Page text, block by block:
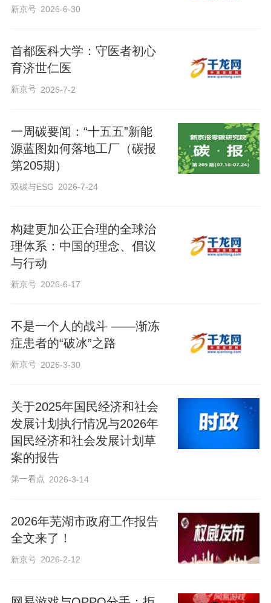
新京号 2026-6-30
首都医科大学：守医者初心
育济世仁医
新京号 2026-7-2
一周碳要闻：“十五五”新能
源蓝图如何落地工厂（碳报
第205期）
双碳与ESG 2026-7-24
构建更加公正合理的全球治
理体系：中国的理念、倡议
与行动
新京号 2026-6-17
不是一个人的战斗 ——渐冻
症患者的“破冰”之路
新京号 2026-3-30
关于2025年国民经济和社会
发展计划执行情况与2026年
国民经济和社会发展计划草
案的报告
第一看点 2026-3-14
2026年芜湖市政府工作报告
全文来了！
新京号 2026-2-12